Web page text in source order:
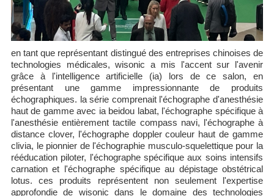
en tant que représentant distingué des entreprises chinoises de
technologies médicales, wisonic a mis l'accent sur l'avenir
grâce à l'intelligence artificielle (ia) lors de ce salon, en
présentant une gamme impressionnante de produits
échographiques. la série comprenait l'échographe d'anesthésie
haut de gamme avec ia beidou labat, l'échographe spécifique à
l'anesthésie entièrement tactile compass navi, l'échographe à
distance clover, l'échographe doppler couleur haut de gamme
clivia, le pionnier de l'échographie musculo-squelettique pour la
rééducation piloter, l'échographe spécifique aux soins intensifs
carnation et l'échographe spécifique au dépistage obstétrical
lotus. ces produits représentent non seulement l'expertise
approfondie de wisonic dans le domaine des technologies